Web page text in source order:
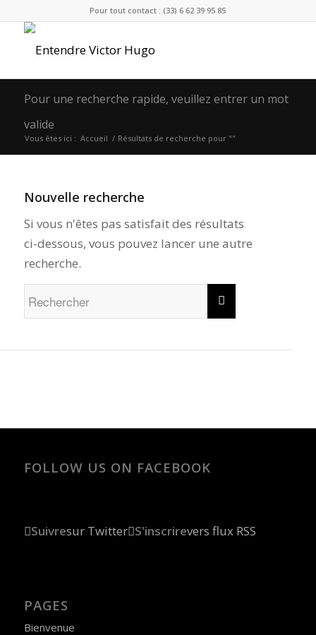
Pour tout contact : (33) 6 62 39 95 85
Pour une recherche rapide, veuillez entrer un mot
valide
Vous êtes ici : Accueil / Résultats de recherche pour ""
Nouvelle recherche
Si vous n'êtes pas satisfait des résultats
ci-dessous, vous pouvez lancer une autre
recherche.
FOLLOW US ON FACEBOOK
Suivresur Twitter S'inscrirevers flux RSS
PAGES
Bienvenue